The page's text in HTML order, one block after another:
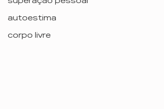
autoestima
corpo livre